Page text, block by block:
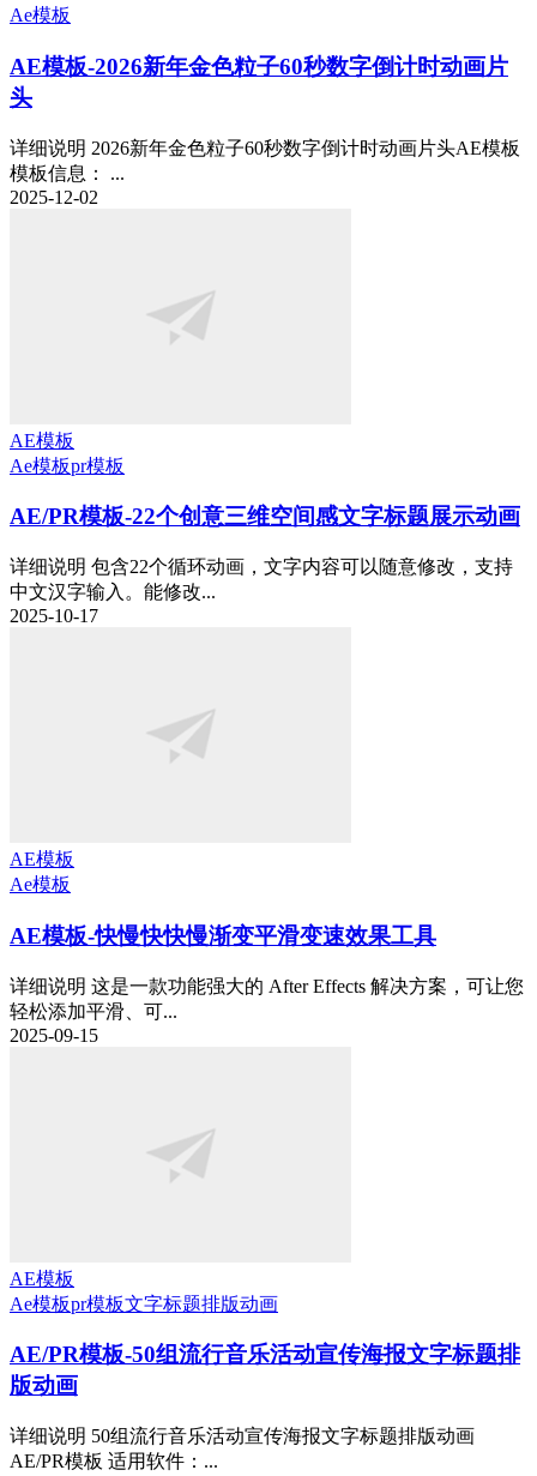
Ae模板
AE模板-2026新年金色粒子60秒数字倒计时动画片
头
详细说明 2026新年金色粒子60秒数字倒计时动画片头AE模板
模板信息： ...
2025-12-02
AE模板
Ae模板pr模板
AE/PR模板-22个创意三维空间感文字标题展示动画
详细说明 包含22个循环动画，文字内容可以随意修改，支持
中文汉字输入。能修改...
2025-10-17
AE模板
Ae模板
AE模板-快慢快快慢渐变平滑变速效果工具
详细说明 这是一款功能强大的 After Effects 解决方案，可让您
轻松添加平滑、可...
2025-09-15
AE模板
Ae模板pr模板文字标题排版动画
AE/PR模板-50组流行音乐活动宣传海报文字标题排
版动画
详细说明 50组流行音乐活动宣传海报文字标题排版动画
AE/PR模板 适用软件：...